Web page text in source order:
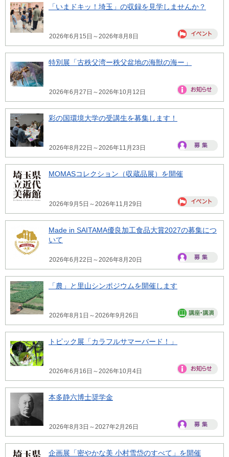
「いまドキッ！埼玉」の収録を見学しませんか？
2026年6月15日～2026年8月8日
特別展「古秩父湾ー秩父盆地の海獣の海ー」
2026年6月27日～2026年10月12日
彩の国環境大学の受講生を募集します！
2026年8月22日～2026年11月23日
MOMASコレクション（収蔵品展）を開催
2026年9月5日～2026年11月29日
Made in SAITAMA優良加工食品大賞2027の募集につ
いて
2026年6月22日～2026年8月20日
「農」と里山シンポジウムを開催します
2026年8月1日～2026年9月26日
トピック展「カラフルサマーバード！」
2026年6月16日～2026年10月4日
本多静六博士奨学金
2026年8月3日～2027年2月26日
企画展「密やかな美 小村雪岱のすべて」を開催